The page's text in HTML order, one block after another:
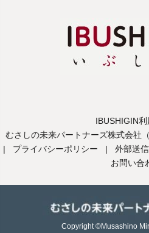
IBUSHIGIN
むさしの未来パートナーズ株式会社
|
プライバシーポリシー | 外部送
お問い合
Copyright ©Musashino